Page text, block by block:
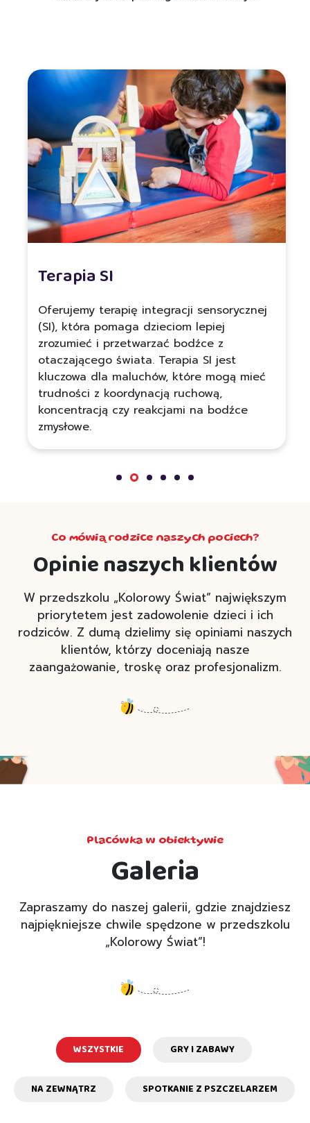
Terapia SI
Oferujemy terapię integracji sensorycznej
(SI), która pomaga dzieciom lepiej
zrozumieć i przetwarzać bodźce z
otaczającego świata. Terapia SI jest
kluczowa dla maluchów, które mogą mieć
trudności z koordynacją ruchową,
koncentracją czy reakcjami na bodźce
zmysłowe.
Co mówią rodzice naszych pociech?
Opinie naszych klientów
W przedszkolu „Kolorowy Świat” największym
priorytetem jest zadowolenie dzieci i ich
rodziców. Z dumą dzielimy się opiniami naszych
klientów, którzy doceniają nasze
zaangażowanie, troskę oraz profesjonalizm.
Placówka w obiektywie
Galeria
Zapraszamy do naszej galerii, gdzie znajdziesz
najpiękniejsze chwile spędzone w przedszkolu
„Kolorowy Świat”!
WSZYSTKIE GRY I ZABAWY
NA ZEWNĄTRZ SPOTKANIE Z PSZCZELARZEM